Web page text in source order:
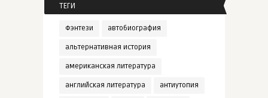
ТЕГИ
Фэнтези автобиография
альтернативная история
американская литература
английская литература антиутопия